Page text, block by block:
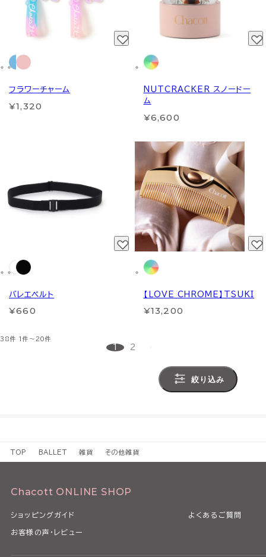
フラワーチャーム
¥1,320
NUTCRACKER スノードー
ム
¥6,600
バレエベルト
¥660
【LOVE CHROME】TSUKI
¥13,200
38件 1件～20件
1 2
絞り込み
TOP BALLET 雑貨 その他雑貨
Chacott ONLINE SHOP
ショッピングガイド よくあるご質問
お客様の声・レビュー